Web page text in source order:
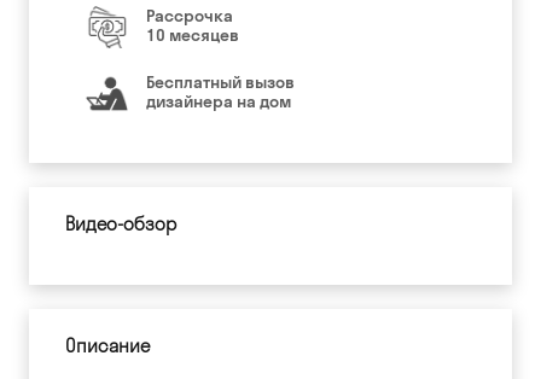
Рассрочка
10 месяцев
Бесплатный вызов
дизайнера на дом
Видео-обзор
Описание